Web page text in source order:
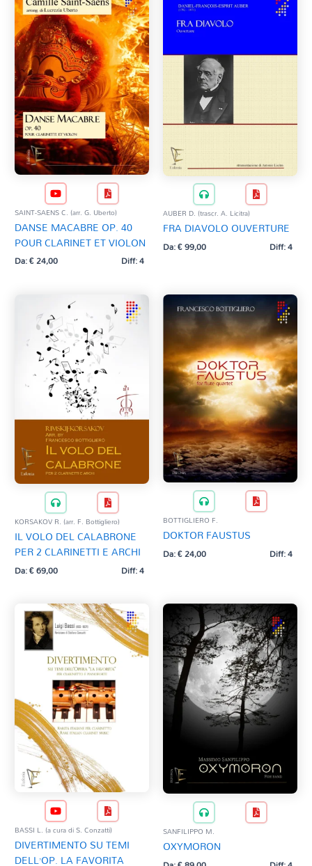
SAINT-SAENS C. (arr. G. Uberto)
DANSE MACABRE OP. 40
POUR CLARINET ET VIOLON
Da:€24,00 Diff: 4
AUBER D. (trascr. A. Licitra)
FRA DIAVOLO OUVERTURE
Da:€99,00 Diff: 4
KORSAKOV R. (arr. F. Bottigliero)
IL VOLO DEL CALABRONE
PER 2 CLARINETTI E ARCHI
Da:€69,00 Diff: 4
BOTTIGLIERO F.
DOKTOR FAUSTUS
Da:€24,00 Diff: 4
BASSI L. (a cura di S. Conzatti)
DIVERTIMENTO SU TEMI
DELL’OP. LA FAVORITA
SANFILIPPO M.
OXYMORON